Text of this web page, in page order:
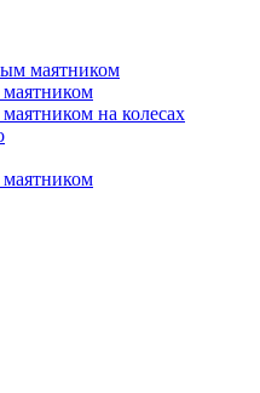
маятником
на колесах